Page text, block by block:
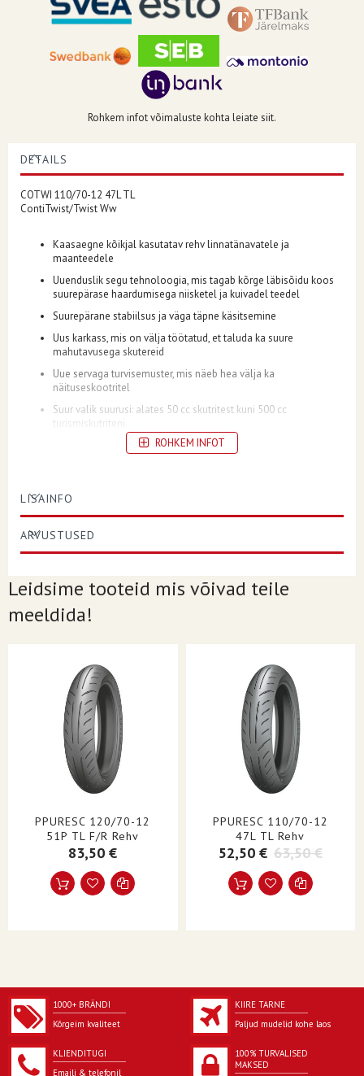
Rohkem infot võimaluste kohta leiate siit.
DETAILS
COTWI 110/70-12 47L TL
ContiTwist/Twist Ww
Kaasaegne kõikjal kasutatav rehv linnatänavatele ja
maanteedele
Uuenduslik segu tehnoloogia, mis tagab kõrge läbisõidu koos
suurepärase haardumisega niisketel ja kuivadel teedel
Suurepärane stabiilsus ja väga täpne käsitsemine
Uus karkass, mis on välja töötatud, et taluda ka suure
mahutavusega skutereid
Uue servaga turvisemuster, mis näeb hea välja ka
näituseskootritel
Suur valik suurusi: alates 50 cc skutritest kuni 500 cc
turismiskutriteni
Saadaval mustana ja valgena
SUHE
70
KONSTRUKTSIOON
- (Diagonaal)
KOORMUS/KIIRUSINDEKS
VELJE DIAMEETER
LÕIGU LAIUS
110
REHVI SUURUS
110/70-12
TURVISEMUSTER/MUDEL
ContiTwist
TORUTÜÜP
Sisekummita
OMADUSED
E-maatähis
Skuter| Tänav
ÜHIKUD
Üksik
ROHKEM INFOT
LISAINFO
ARVUSTUSED
Leidsime tooteid mis võivad teile
meeldida!
PPURESC 120/70-12
51P TL F/R Rehv
83,50 €
PPURESC 110/70-12
47L TL Rehv
52,50 € 63,50 €
1000+ BRÄNDI
Kõrgeim kvaliteet
KIIRE TARNE
Paljud mudelid kohe laos
KLIENDITUGI
Emaili & telefonil
100% TURVALISED
MAKSED